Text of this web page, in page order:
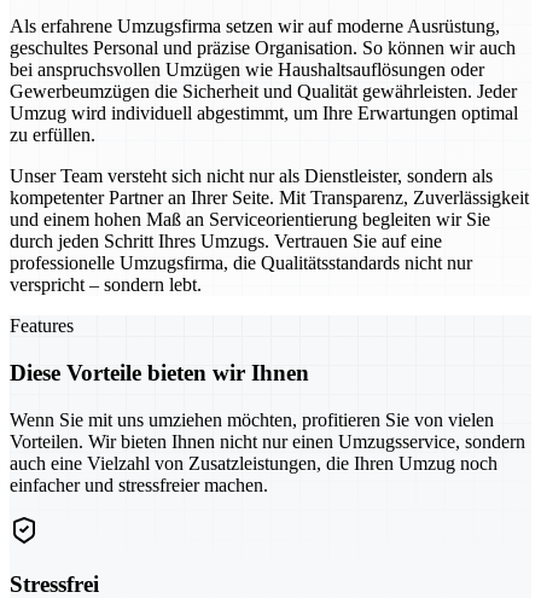
Als erfahrene Umzugsfirma setzen wir auf moderne Ausrüstung,
geschultes Personal und präzise Organisation. So können wir auch
bei anspruchsvollen Umzügen wie Haushaltsauflösungen oder
Gewerbeumzügen die Sicherheit und Qualität gewährleisten. Jeder
Umzug wird individuell abgestimmt, um Ihre Erwartungen optimal
zu erfüllen.
Unser Team versteht sich nicht nur als Dienstleister, sondern als
kompetenter Partner an Ihrer Seite. Mit Transparenz, Zuverlässigkeit
und einem hohen Maß an Serviceorientierung begleiten wir Sie
durch jeden Schritt Ihres Umzugs. Vertrauen Sie auf eine
professionelle Umzugsfirma, die Qualitätsstandards nicht nur
verspricht – sondern lebt.
Features
Diese Vorteile bieten wir Ihnen
Wenn Sie mit uns umziehen möchten, profitieren Sie von vielen
Vorteilen. Wir bieten Ihnen nicht nur einen Umzugsservice, sondern
auch eine Vielzahl von Zusatzleistungen, die Ihren Umzug noch
einfacher und stressfreier machen.
Stressfrei